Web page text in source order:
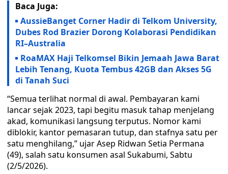
Baca Juga:
AussieBanget Corner Hadir di Telkom University,
Dubes Rod Brazier Dorong Kolaborasi Pendidikan
RI–Australia
RoaMAX Haji Telkomsel Bikin Jemaah Jawa Barat
Lebih Tenang, Kuota Tembus 42GB dan Akses 5G
di Tanah Suci
“Semua terlihat normal di awal. Pembayaran kami
lancar sejak 2023, tapi begitu masuk tahap menjelang
akad, komunikasi langsung terputus. Nomor kami
diblokir, kantor pemasaran tutup, dan stafnya satu per
satu menghilang,” ujar Asep Ridwan Setia Permana
(49), salah satu konsumen asal Sukabumi, Sabtu
(2/5/2026).